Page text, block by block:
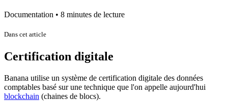
Documentation • 8 minutes de lecture
Dans cet article
Certification digitale
Banana utilise un système de certification digitale des données
comptables basé sur une technique que l'on appelle aujourd'hui
blockchain (chaines de blocs).